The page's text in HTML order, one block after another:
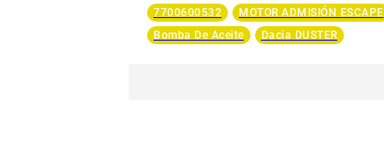
7700600532
MOTOR ADMISIÓN ESCAPE
Bomba De Aceite
Dacia DUSTER